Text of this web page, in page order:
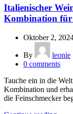
Italienischer
Kombination für
Oktober 2,
By
leonie
0 comments
Tauche ein in die
Kombination und
die Feinschmecker